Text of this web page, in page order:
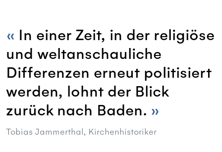
In einer Zeit, in der religiöse
und weltanschauliche
Differenzen erneut politisiert
werden, lohnt der Blick
zurück nach Baden.
Tobias Jammerthal, Kirchenhistoriker